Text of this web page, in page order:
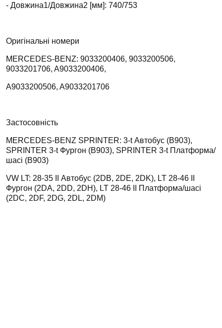
- Довжина1/Довжина2 [мм]: 740/753
Оригінальні номери
MERCEDES-BENZ: 9033200406, 9033200506,
9033201706, A9033200406,
A9033200506, A9033201706
Застосовність
MERCEDES-BENZ SPRINTER: 3-t Автобус (B903),
SPRINTER 3-t Фургон (B903), SPRINTER 3-t Платформа/
шасі (B903)
VW LT: 28-35 II Автобус (2DB, 2DE, 2DK), LT 28-46 II
Фургон (2DA, 2DD, 2DH), LT 28-46 II Платформа/шасі
(2DC, 2DF, 2DG, 2DL, 2DM)